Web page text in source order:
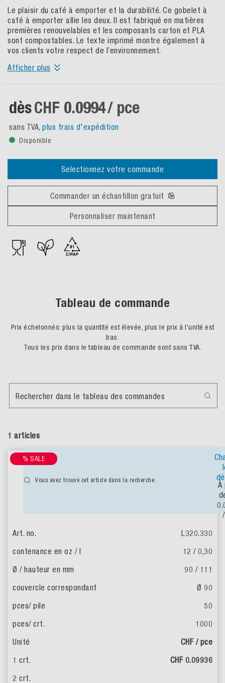
Le plaisir du café à emporter et la durabilité. Ce gobelet à
café à emporter allie les deux. Il est fabriqué en matières
premières renouvelables et les composants carton et PLA
sont compostables. Le texte imprimé montre également à
vos clients votre respect de l’environnement.
Afficher plus
dèsCHF 0.0994/ pce
sans TVA, plus frais d'expédition
Disponible
Selectionnez votre commande
Commander un échantillon gratuit
Personnaliser maintenant
Tableau de commande
Prix échelonnés: plus la quantité est élevée, plus le prix à l'unité est
bas.
Tous les prix dans le tableau de commande sont sans TVA.
1 articles
Rechercher dans le tableau des commandes
Vous avez trouvé cet article dans la recherche.
% SALE
À
L320.330
12 / 0,30
90 / 111
Ø 90
50
1000
CHF / pce
CHF 0.09936